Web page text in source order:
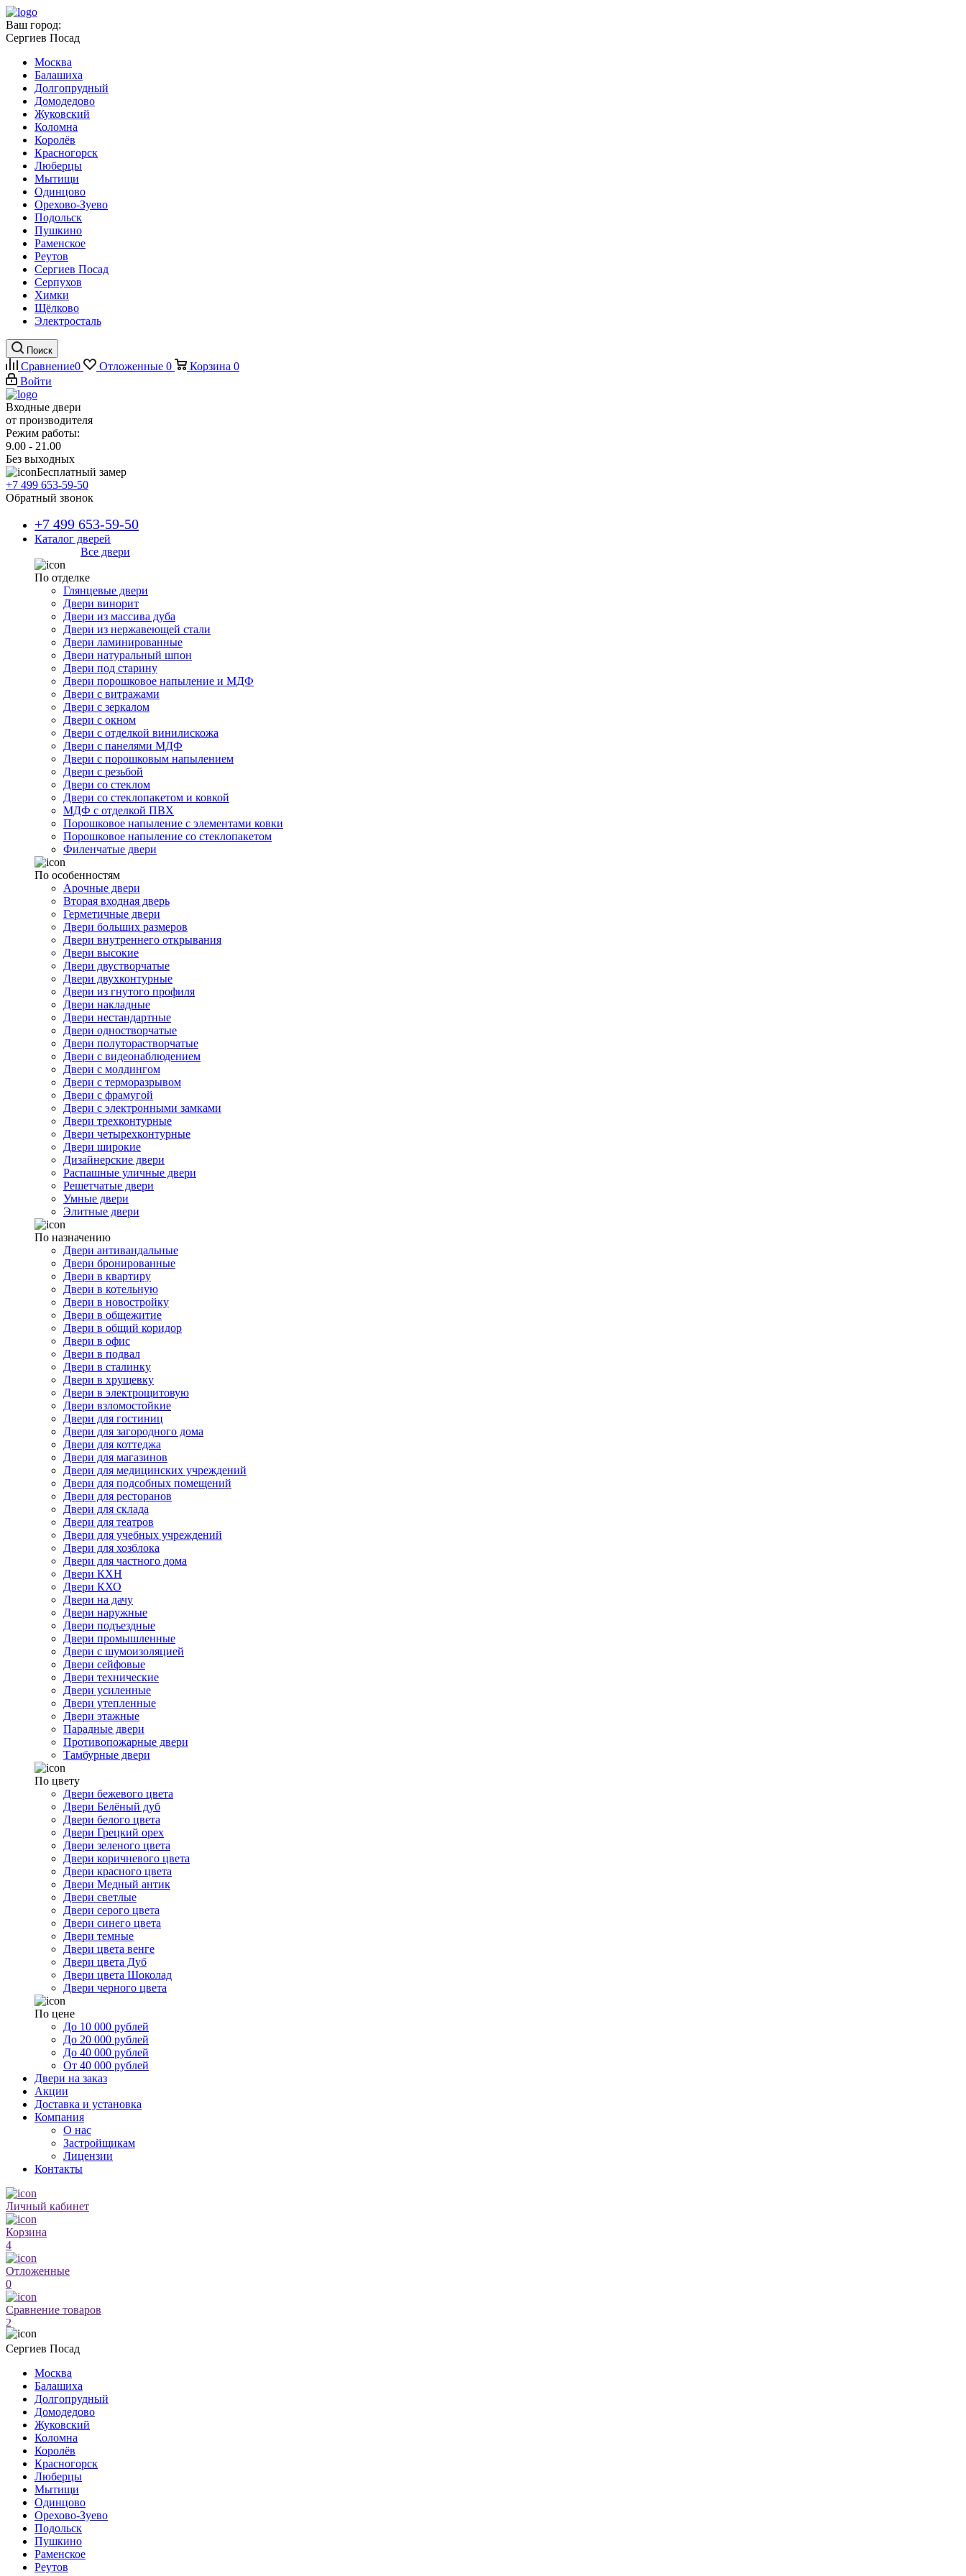
Ваш город:
Сергиев Посад
Москва
Балашиха
Долгопрудный
Домодедово
Жуковский
Коломна
Королёв
Красногорск
Люберцы
Мытищи
Одинцово
Орехово-Зуево
Подольск
Пушкино
Раменское
Реутов
Сергиев Посад
Серпухов
Химки
Щёлково
Электросталь
Поиск
Сравнение0 Отложенные 0 Корзина 0
Войти
Входные двери
от производителя
Режим работы:
9.00 - 21.00
Без выходных
Бесплатный замер
+7 499 653-59-50
Обратный звонок
+7 499 653-59-50
Каталог дверей
Все двери
По отделке
Глянцевые двери
Двери винорит
Двери из массива дуба
Двери из нержавеющей стали
Двери ламинированные
Двери натуральный шпон
Двери под старину
Двери порошковое напыление и МДФ
Двери с витражами
Двери с зеркалом
Двери с окном
Двери с отделкой винилискожа
Двери с панелями МДФ
Двери с порошковым напылением
Двери с резьбой
Двери со стеклом
Двери со стеклопакетом и ковкой
МДФ с отделкой ПВХ
Порошковое напыление с элементами ковки
Порошковое напыление со стеклопакетом
Филенчатые двери
По особенностям
Арочные двери
Вторая входная дверь
Герметичные двери
Двери больших размеров
Двери внутреннего открывания
Двери высокие
Двери двустворчатые
Двери двухконтурные
Двери из гнутого профиля
Двери накладные
Двери нестандартные
Двери одностворчатые
Двери полуторастворчатые
Двери с видеонаблюдением
Двери с молдингом
Двери с терморазрывом
Двери с фрамугой
Двери с электронными замками
Двери трехконтурные
Двери четырехконтурные
Двери широкие
Дизайнерские двери
Распашные уличные двери
Решетчатые двери
Умные двери
Элитные двери
По назначению
Двери антивандальные
Двери бронированные
Двери в квартиру
Двери в котельную
Двери в новостройку
Двери в общежитие
Двери в общий коридор
Двери в офис
Двери в подвал
Двери в сталинку
Двери в хрущевку
Двери в электрощитовую
Двери взломостойкие
Двери для гостиниц
Двери для загородного дома
Двери для коттеджа
Двери для магазинов
Двери для медицинских учреждений
Двери для подсобных помещений
Двери для ресторанов
Двери для склада
Двери для театров
Двери для учебных учреждений
Двери для хозблока
Двери для частного дома
Двери КХН
Двери КХО
Двери на дачу
Двери наружные
Двери подъездные
Двери промышленные
Двери с шумоизоляцией
Двери сейфовые
Двери технические
Двери усиленные
Двери утепленные
Двери этажные
Парадные двери
Противопожарные двери
Тамбурные двери
По цвету
Двери бежевого цвета
Двери Белёный дуб
Двери белого цвета
Двери Грецкий орех
Двери зеленого цвета
Двери коричневого цвета
Двери красного цвета
Двери Медный антик
Двери светлые
Двери серого цвета
Двери синего цвета
Двери темные
Двери цвета венге
Двери цвета Дуб
Двери цвета Шоколад
Двери черного цвета
По цене
До 10 000 рублей
До 20 000 рублей
До 40 000 рублей
От 40 000 рублей
Двери на заказ
Акции
Доставка и установка
Компания
О нас
Застройщикам
Лицензии
Контакты
Личный кабинет
Корзина
4
Отложенные
0
Сравнение товаров
2
Сергиев Посад
Москва
Балашиха
Долгопрудный
Домодедово
Жуковский
Коломна
Королёв
Красногорск
Люберцы
Мытищи
Одинцово
Орехово-Зуево
Подольск
Пушкино
Раменское
Реутов